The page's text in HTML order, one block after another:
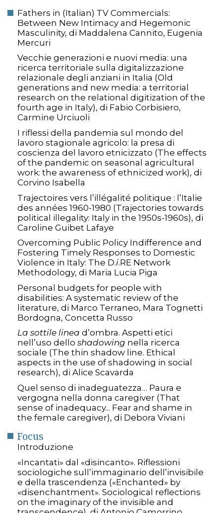
Fathers in (Italian) TV Commercials:
Between New Intimacy and Hegemonic
Masculinity, di Maddalena Cannito, Eugenia
Mercuri
Vecchie generazioni e nuovi media: una
ricerca territoriale sulla digitalizzazione
relazionale degli anziani in Italia (Old
generations and new media: a territorial
research on the relational digitization of the
fourth age in Italy), di Fabio Corbisiero,
Carmine Urciuoli
I riflessi della pandemia sul mondo del
lavoro stagionale agricolo: la presa di
coscienza del lavoro etnicizzato (The effects
of the pandemic on seasonal agricultural
work: the awareness of ethnicized work), di
Corvino Isabella
Trajectoires vers l’illégalité politique : l’Italie
des années 1960-1980 (Trajectories towards
political illegality: Italy in the 1950s-1960s), di
Caroline Guibet Lafaye
Overcoming Public Policy Indifference and
Fostering Timely Responses to Domestic
Violence in Italy: The D.i.RE Network
Methodology, di Maria Lucia Piga
Personal budgets for people with
disabilities: A systematic review of the
literature, di Marco Terraneo, Mara Tognetti
Bordogna, Concetta Russo
La sottile linea d’ombra. Aspetti etici
nell’uso dello shadowing nella ricerca
sociale (The thin shadow line. Ethical
aspects in the use of shadowing in social
research), di Alice Scavarda
Quel senso di inadeguatezza… Paura e
vergogna nella donna caregiver (That
sense of inadequacy... Fear and shame in
the female caregiver), di Debora Viviani
Focus
Introduzione
«Incantati» dal «disincanto». Riflessioni
sociologiche sull’immaginario dell’invisibile
e della trascendenza («Enchanted» by
«disenchantment». Sociological reflections
on the imaginary of the invisible and